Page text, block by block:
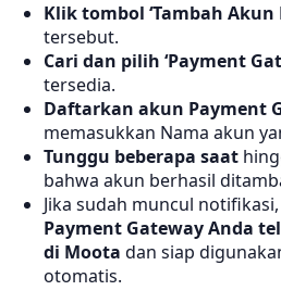
Klik tombol ‘Tambah Akun
tersebut.
Cari dan pilih ‘Payment
tersedia.
Daftarkan akun Payment
memasukkan Nama akun
Tunggu beberapa saat
bahwa akun berhasil
Jika sudah muncul notifikasi,
Payment Gateway Anda
di Moota dan siap
otomatis.